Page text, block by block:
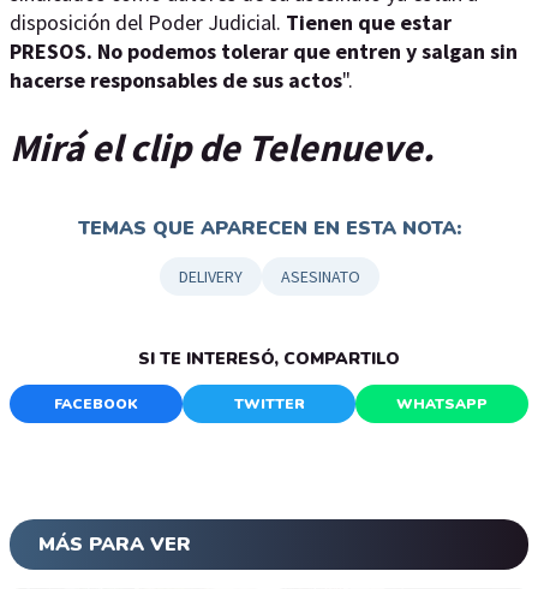
disposición del Poder Judicial. Tienen que estar
PRESOS. No podemos tolerar que entren y salgan sin
hacerse responsables de sus actos".
Mirá el clip de Telenueve.
TEMAS QUE APARECEN EN ESTA NOTA:
DELIVERY ASESINATO
SI TE INTERESÓ, COMPARTILO
FACEBOOK TWITTER WHATSAPP
MÁS PARA VER